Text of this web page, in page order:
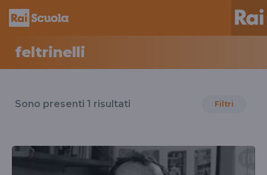
feltrinelli
il
feltrinelli
Sono presenti 1 risultati Filtri